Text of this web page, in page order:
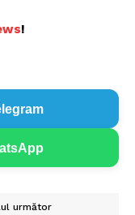
!
următor